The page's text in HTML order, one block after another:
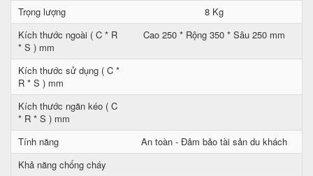
Trọng lượng
8 Kg
Kích thước ngoài ( C * R
* S ) mm
Cao 250 * Rộng 350 * Sâu 250 mm
Kích thước sử dụng ( C *
R * S ) mm
Kích thước ngăn kéo ( C
* R * S ) mm
Tính năng
An toàn - Đảm bảo tài sản du khách
Khả năng chống cháy